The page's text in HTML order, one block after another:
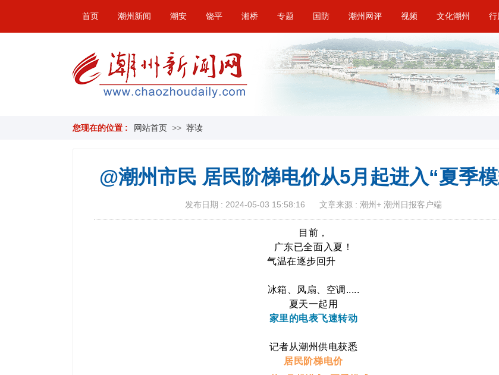
首页 潮州新闻 潮安 饶平 湘桥 专题 国防 潮州网评 视频 文化潮州 行
您现在的位置 : 网站首页 >> 荐读
@潮州市民 居民阶梯电价从5月起进入“夏季
发布日期 : 2024-05-03 15:58:16 文章来源 : 潮州+ 潮州日报客户端
目前，
广东已全面入夏！
气温在逐步回升
冰箱、风扇、空调.....
夏天一起用
家里的电表飞速转动
记者从潮州供电获悉
居民阶梯电价